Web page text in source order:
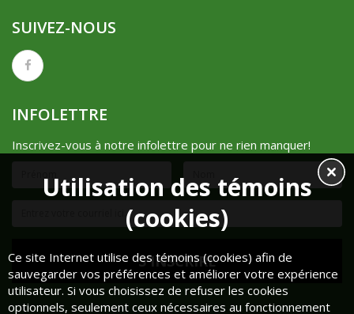
SUIVEZ-NOUS
INFOLETTRE
Inscrivez-vous à notre infolettre pour ne rien manquer!
Utilisation des témoins
(cookies)
Ce site Internet utilise des témoins (cookies) afin de
sauvegarder vos préférences et améliorer votre expérience
utilisateur. Si vous choisissez de refuser les cookies
optionnels, seulement ceux nécessaires au fonctionnement